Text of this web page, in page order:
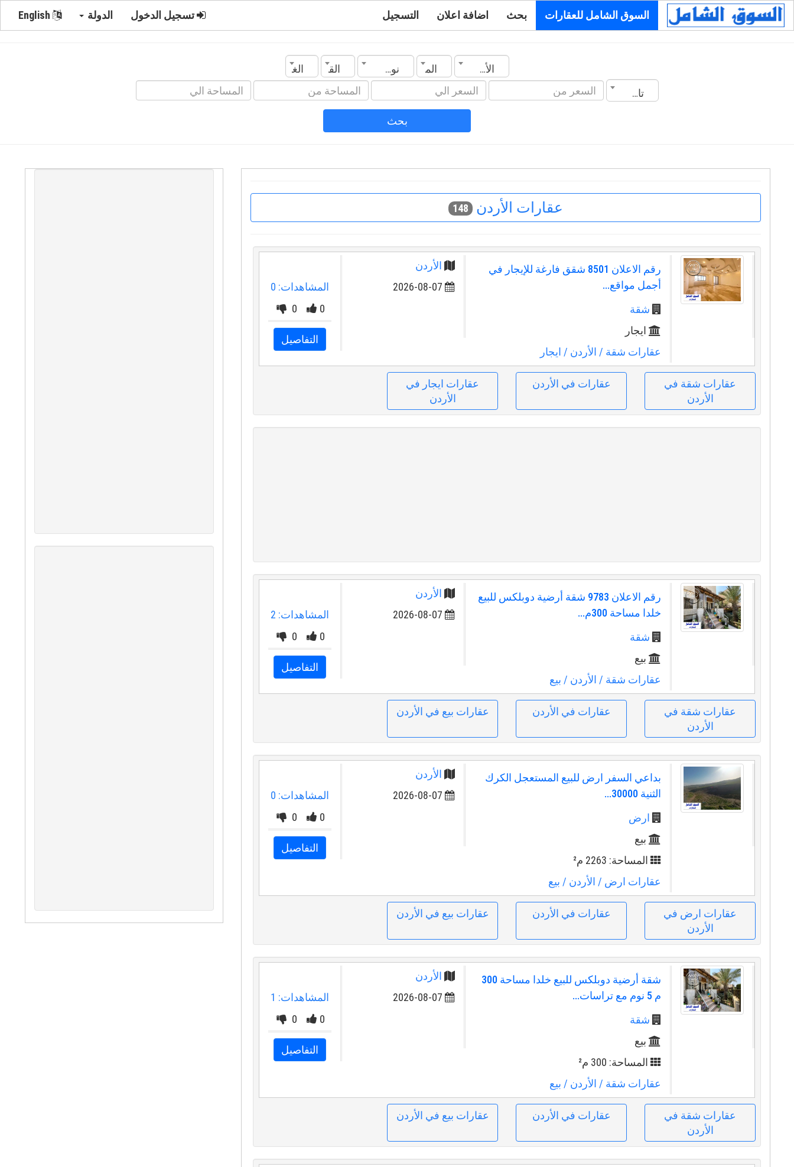
السوق الشامل للعقارات بحث اضافة اعلان التسجيل تسجيل الدخول الدولة
الأردن المدينة نوع العقار القسم
الغرف
تاريخ الانشاء
بحث
عقارات الأردن 148
رقم الاعلان 8501 شقق فارغة للإيجار في
أجمل مواقع...
شقة
ايجار
عقارات شقة / الأردن / ايجار
الأردن
2026-08-07
المشاهدات: 0
0
0
التفاصيل
عقارات شقة في
الأردن
عقارات في الأردن
عقارات ايجار في
الأردن
رقم الاعلان 9783 شقة أرضية دوبلكس للبيع
خلدا مساحة 300م...
شقة
بيع
عقارات شقة / الأردن / بيع
الأردن
2026-08-07
المشاهدات: 2
0
0
التفاصيل
عقارات شقة في
الأردن
عقارات في الأردن عقارات بيع في الأردن
بداعي السفر ارض للبيع المستعجل الكرك
الثنية 30000...
ارض
بيع
المساحة: 2263 م²
عقارات ارض / الأردن / بيع
الأردن
2026-08-07
المشاهدات: 0
0
0
التفاصيل
عقارات ارض في
الأردن
عقارات في الأردن عقارات بيع في الأردن
شقة أرضية دوبلكس للبيع خلدا مساحة 300
م 5 نوم مع تراسات...
شقة
بيع
المساحة: 300 م²
عقارات شقة / الأردن / بيع
الأردن
2026-08-07
المشاهدات: 1
0
0
التفاصيل
عقارات شقة في
الأردن
عقارات في الأردن عقارات بيع في الأردن